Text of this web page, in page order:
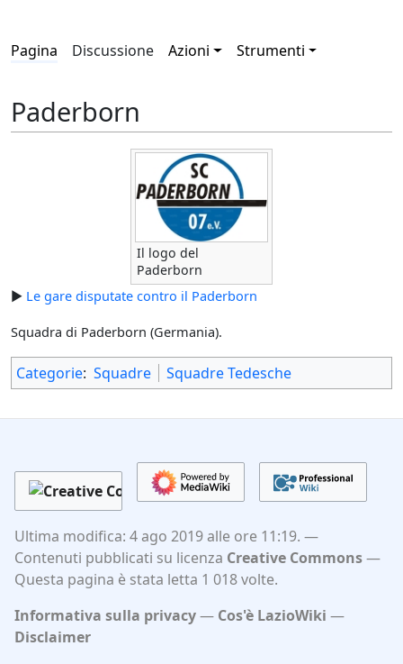
Pagina Discussione Azioni Strumenti
Paderborn
Il logo del
Paderborn
► Le gare disputate contro il Paderborn
Squadra di Paderborn (Germania).
Categorie: Squadre Squadre Tedesche
Ultima modifica: 4 ago 2019 alle ore 11:19.
Contenuti pubblicati su licenza Creative Commons
Questa pagina è stata letta 1 018 volte.
Informativa sulla privacy
Cos'è LazioWiki
Disclaimer